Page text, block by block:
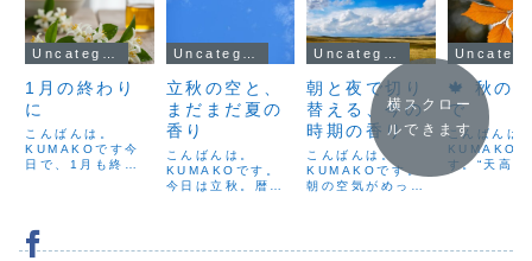
1月の終わり
に
こんばんは。
KUMAKOです今
日で、1月も終わ
年はこうしたい」
「こんな一年にし
立秋の空と、
まだまだ夏の
香り
こんばんは。
KUMAKOです。
今日は立秋。暦の
朝と夜で切り
替える、今の
時期の香り
こんばんは。
KUMAKOです。
朝の空気がめっき
🍁 秋の
で
こんばんは
KUMAKOで
す。“天高
横スクロー
ルできます